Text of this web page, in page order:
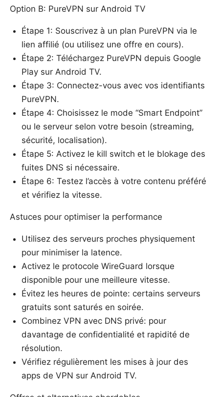
Option B: PureVPN sur Android TV
Étape 1: Souscrivez à un plan PureVPN via le
lien affilié (ou utilisez une offre en cours).
Étape 2: Téléchargez PureVPN depuis Google
Play sur Android TV.
Étape 3: Connectez-vous avec vos identifiants
PureVPN.
Étape 4: Choisissez le mode “Smart Endpoint”
ou le serveur selon votre besoin (streaming,
sécurité, localisation).
Étape 5: Activez le kill switch et le blokage des
fuites DNS si nécessaire.
Étape 6: Testez l’accès à votre contenu préféré
et vérifiez la vitesse.
Astuces pour optimiser la performance
Utilisez des serveurs proches physiquement
pour minimiser la latence.
Activez le protocole WireGuard lorsque
disponible pour une meilleure vitesse.
Évitez les heures de pointe: certains serveurs
gratuits sont saturés en soirée.
Combinez VPN avec DNS privé: pour
davantage de confidentialité et rapidité de
résolution.
Vérifiez régulièrement les mises à jour des
apps de VPN sur Android TV.